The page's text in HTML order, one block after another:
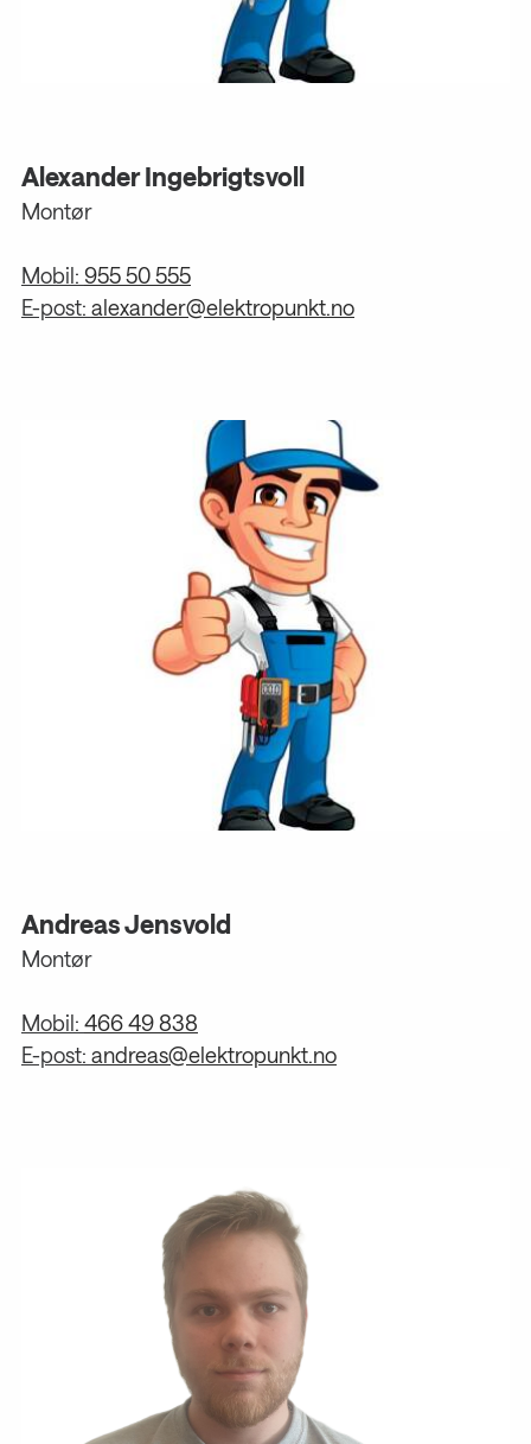
Alexander Ingebrigtsvoll
Montør
Mobil: 955 50 555
E-post: alexander@elektropunkt.no
Andreas Jensvold
Montør
Mobil: 466 49 838
E-post: andreas@elektropunkt.no